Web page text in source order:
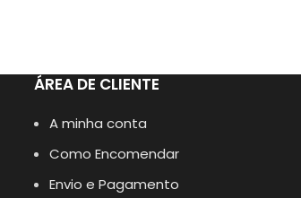
ÁREA DE CLIENTE
A minha conta
Como Encomendar
Envio e Pagamento